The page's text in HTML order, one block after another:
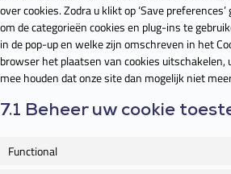
over cookies. Zodra u klikt op ‘Save
om de categorieën cookies en plug-ins te
in de pop-up en welke zijn omschreven in het
browser het plaatsen van cookies uitschakelen,
mee houden dat onze site dan mogelijk niet
7.1 Beheer uw cookie
Functional